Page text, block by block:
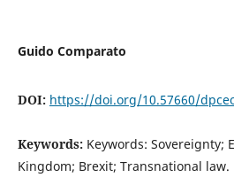
Guido Comparato
DOI: https://doi.org/10.57660/
Keywords: Keywords: Sovereignty;
Kingdom; Brexit; Transnational law.